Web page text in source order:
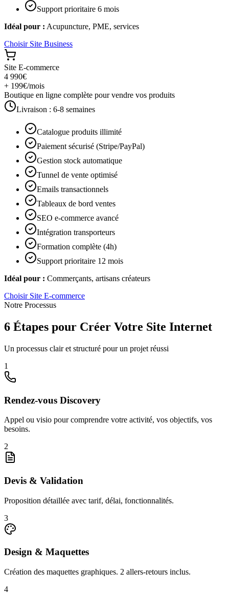
Support prioritaire 6 mois
Idéal pour : Acupuncture, PME, services
Choisir Site Business
Site E-commerce
4 990€
+ 199€/mois
Boutique en ligne complète pour vendre vos produits
Livraison : 6-8 semaines
Catalogue produits illimité
Paiement sécurisé (Stripe/PayPal)
Gestion stock automatique
Tunnel de vente optimisé
Emails transactionnels
Tableaux de bord ventes
SEO e-commerce avancé
Intégration transporteurs
Formation complète (4h)
Support prioritaire 12 mois
Idéal pour : Commerçants, artisans créateurs
Choisir Site E-commerce
Notre Processus
6 Étapes pour Créer Votre Site Internet
Un processus clair et structuré pour un projet réussi
1
Rendez-vous Discovery
Appel ou visio pour comprendre votre activité, vos objectifs, vos
besoins.
2
Devis & Validation
Proposition détaillée avec tarif, délai, fonctionnalités.
3
Design & Maquettes
Création des maquettes graphiques. 2 allers-retours inclus.
4